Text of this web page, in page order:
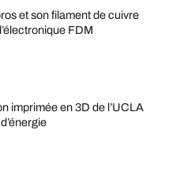
et son filament de cuivre
FDM
imprimée en 3D de l’UCLA